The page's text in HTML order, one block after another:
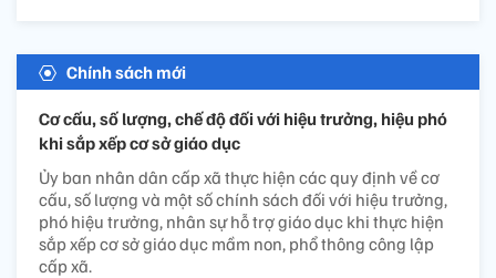
Chính sách mới
Cơ cấu, số lượng, chế độ đối với hiệu trưởng, hiệu phó
khi sắp xếp cơ sở giáo dục
Ủy ban nhân dân cấp xã thực hiện các quy định về cơ
cấu, số lượng và một số chính sách đối với hiệu trưởng,
phó hiệu trưởng, nhân sự hỗ trợ giáo dục khi thực hiện
sắp xếp cơ sở giáo dục mầm non, phổ thông công lập
cấp xã.